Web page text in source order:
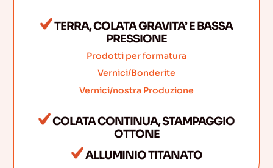
TERRA, COLATA GRAVITA’ E BASSA
PRESSIONE
Prodotti per formatura
Vernici/Bonderite
Vernici/nostra Produzione
COLATA CONTINUA, STAMPAGGIO
OTTONE
ALLUMINIO TITANATO